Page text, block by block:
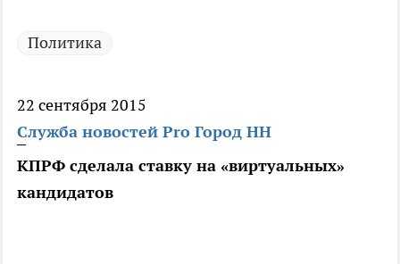
Политика
22 сентября 2015
Служба новостей Pro Город НН
КПРФ сделала ставку на «виртуальных»
кандидатов